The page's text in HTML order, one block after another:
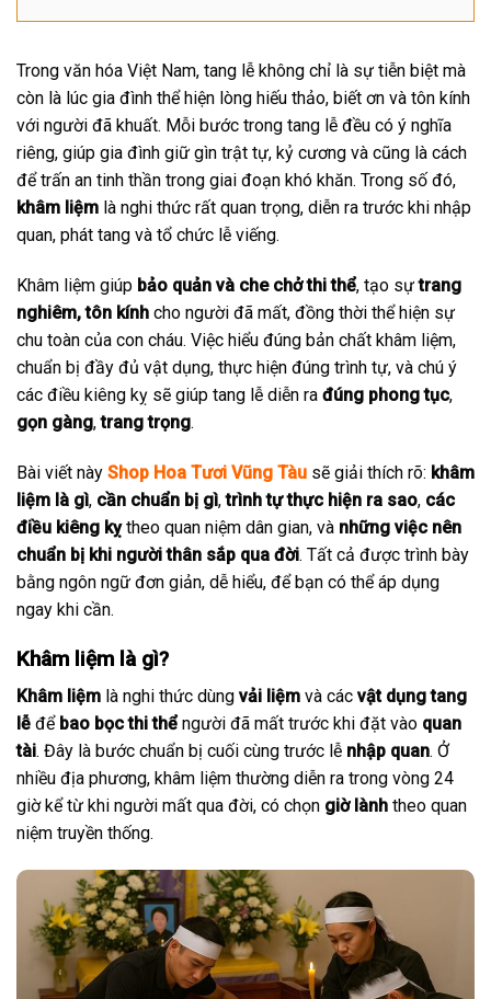
Trong văn hóa Việt Nam, tang lễ không chỉ là sự tiễn biệt mà
còn là lúc gia đình thể hiện lòng hiếu thảo, biết ơn và tôn kính
với người đã khuất. Mỗi bước trong tang lễ đều có ý nghĩa
riêng, giúp gia đình giữ gìn trật tự, kỷ cương và cũng là cách
để trấn an tinh thần trong giai đoạn khó khăn. Trong số đó,
khâm liệm là nghi thức rất quan trọng, diễn ra trước khi nhập
quan, phát tang và tổ chức lễ viếng.
Khâm liệm giúp bảo quản và che chở thi thể, tạo sựtrang
nghiêm, tôn kính cho người đã mất, đồng thời thể hiện sự
chu toàn của con cháu. Việc hiểu đúng bản chất khâm liệm,
chuẩn bị đầy đủ vật dụng, thực hiện đúng trình tự, và chú ý
các điều kiêng kỵ sẽ giúp tang lễ diễn ra đúng phong tục,
gọn gàng,trang trọng.
Bài viết này Shop Hoa Tươi Vũng Tàu sẽ giải thích rõ: khâm
liệm là gì, cần chuẩn bị gì,trình tự thực hiện ra sao, các
điều kiêng kỵtheo quan niệm dân gian, và những việc nên
chuẩn bị khi người thân sắp qua đời. Tất cả được trình bày
bằng ngôn ngữ đơn giản, dễ hiểu, để bạn có thể áp dụng
ngay khi cần.
Khâm liệm là gì?
Khâm liệm là nghi thức dùng vải liệm và các vật dụng tang
lễ để bao bọc thi thể người đã mất trước khi đặt vào quan
tài. Đây là bước chuẩn bị cuối cùng trước lễ nhập quan. Ở
nhiều địa phương, khâm liệm thường diễn ra trong vòng 24
giờ kể từ khi người mất qua đời, có chọn giờ lành theo quan
niệm truyền thống.